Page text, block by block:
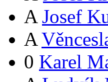
A Josef
A
0 Karel